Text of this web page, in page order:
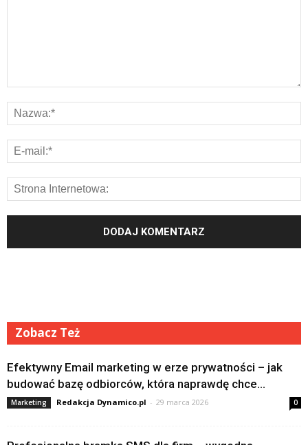
Zobacz Też
Efektywny Email marketing w erze prywatności – jak
budować bazę odbiorców, która naprawdę chce...
Marketing Redakcja Dynamico.pl - 29 marca 2026 0